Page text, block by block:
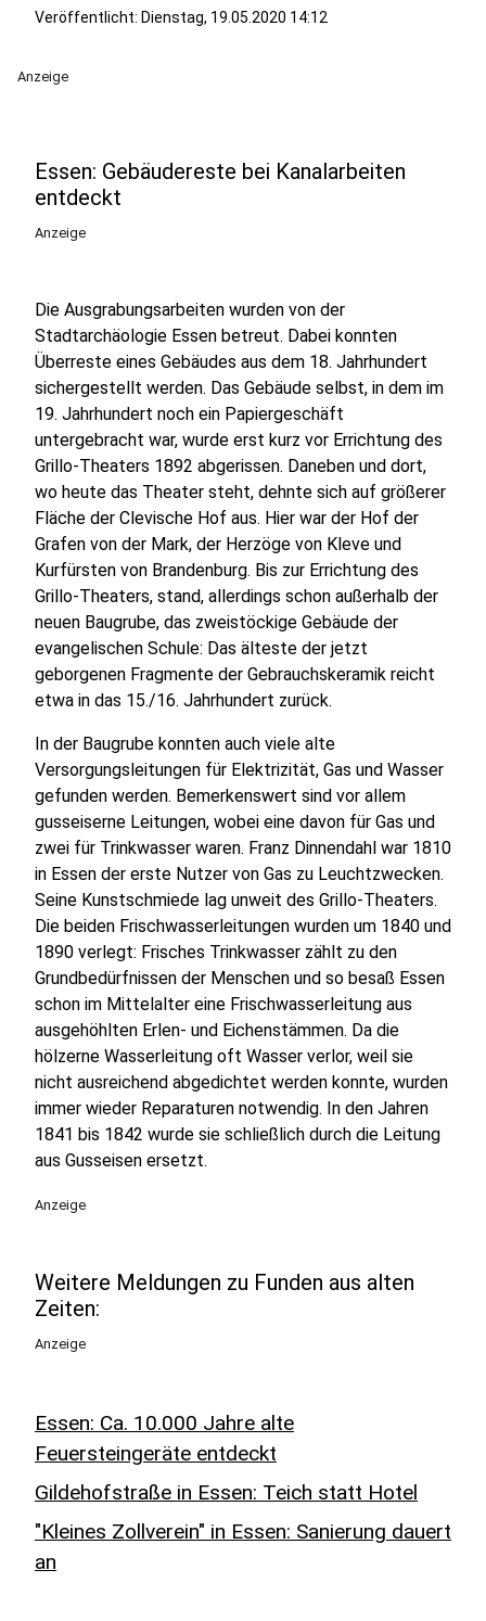
Veröffentlicht: Dienstag, 19.05.2020 14:12
Anzeige
Essen: Gebäudereste bei Kanalarbeiten
entdeckt
Anzeige
Die Ausgrabungsarbeiten wurden von der
Stadtarchäologie Essen betreut. Dabei konnten
Überreste eines Gebäudes aus dem 18. Jahrhundert
sichergestellt werden. Das Gebäude selbst, in dem im
19. Jahrhundert noch ein Papiergeschäft
untergebracht war, wurde erst kurz vor Errichtung des
Grillo-Theaters 1892 abgerissen. Daneben und dort,
wo heute das Theater steht, dehnte sich auf größerer
Fläche der Clevische Hof aus. Hier war der Hof der
Grafen von der Mark, der Herzöge von Kleve und
Kurfürsten von Brandenburg. Bis zur Errichtung des
Grillo-Theaters, stand, allerdings schon außerhalb der
neuen Baugrube, das zweistöckige Gebäude der
evangelischen Schule: Das älteste der jetzt
geborgenen Fragmente der Gebrauchskeramik reicht
etwa in das 15./16. Jahrhundert zurück.
In der Baugrube konnten auch viele alte
Versorgungsleitungen für Elektrizität, Gas und Wasser
gefunden werden. Bemerkenswert sind vor allem
gusseiserne Leitungen, wobei eine davon für Gas und
zwei für Trinkwasser waren. Franz Dinnendahl war 1810
in Essen der erste Nutzer von Gas zu Leuchtzwecken.
Seine Kunstschmiede lag unweit des Grillo-Theaters.
Die beiden Frischwasserleitungen wurden um 1840 und
1890 verlegt: Frisches Trinkwasser zählt zu den
Grundbedürfnissen der Menschen und so besaß Essen
schon im Mittelalter eine Frischwasserleitung aus
ausgehöhlten Erlen- und Eichenstämmen. Da die
hölzerne Wasserleitung oft Wasser verlor, weil sie
nicht ausreichend abgedichtet werden konnte, wurden
immer wieder Reparaturen notwendig. In den Jahren
1841 bis 1842 wurde sie schließlich durch die Leitung
aus Gusseisen ersetzt.
Anzeige
Weitere Meldungen zu Funden aus alten
Zeiten:
Anzeige
Essen: Ca. 10.000 Jahre alte
Feuersteingeräte entdeckt
Gildehofstraße in Essen: Teich statt Hotel
"Kleines Zollverein" in Essen: Sanierung dauert
an